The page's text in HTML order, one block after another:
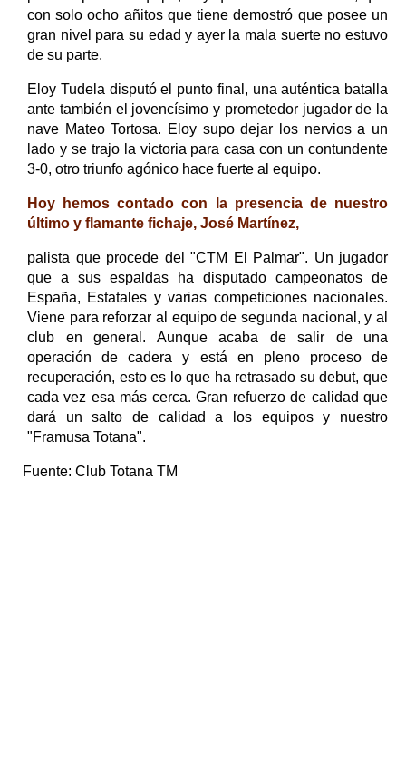
con solo ocho añitos que tiene demostró que posee un
gran nivel para su edad y ayer la mala suerte no estuvo
de su parte.
Eloy Tudela disputó el punto final, una auténtica batalla
ante también el jovencísimo y prometedor jugador de la
nave Mateo Tortosa. Eloy supo dejar los nervios a un
lado y se trajo la victoria para casa con un contundente
3-0, otro triunfo agónico hace fuerte al equipo.
Hoy hemos contado con la presencia de nuestro
último y flamante fichaje, José Martínez,
palista que procede del "CTM El Palmar". Un jugador
que a sus espaldas ha disputado campeonatos de
España, Estatales y varias competiciones nacionales.
Viene para reforzar al equipo de segunda nacional, y al
club en general. Aunque acaba de salir de una
operación de cadera y está en pleno proceso de
recuperación, esto es lo que ha retrasado su debut, que
cada vez esa más cerca. Gran refuerzo de calidad que
dará un salto de calidad a los equipos y nuestro
"Framusa Totana".
Fuente: Club Totana TM